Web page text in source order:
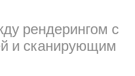
рендерингом с
и сканирующим